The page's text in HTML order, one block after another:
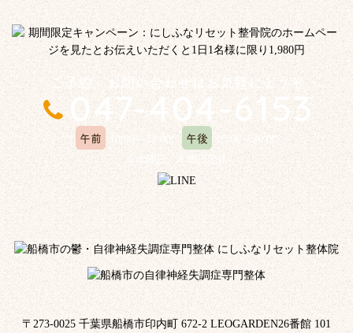
ご予約、お問い合わせはお気軽にどうぞ
午前 10:00～12:00 午後
15:00～20:00
※水曜日、木曜日定休
〒273-0025 千葉県船橋市印内町 672-2 LEOGARDEN26番館 101